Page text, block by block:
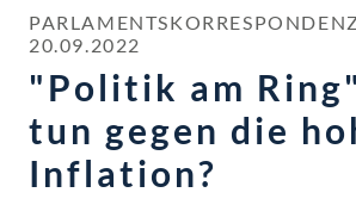
20.09.2022
"Politik am
tun gegen die
Inflation?